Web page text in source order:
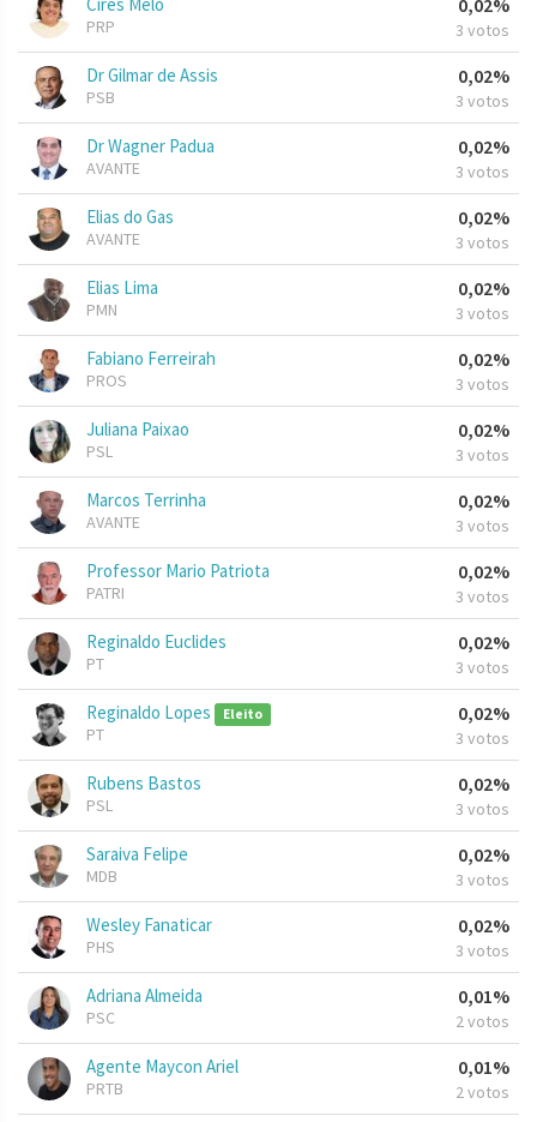
PRP
0,02%
3 votos
Dr Gilmar de Assis
PSB
0,02%
3 votos
Dr Wagner Padua
AVANTE
0,02%
3 votos
Elias do Gas
AVANTE
0,02%
3 votos
Elias Lima
PMN
0,02%
3 votos
Fabiano Ferreirah
PROS
0,02%
3 votos
Juliana Paixao
PSL
0,02%
3 votos
Marcos Terrinha
AVANTE
0,02%
3 votos
Professor Mario Patriota
PATRI
0,02%
3 votos
Reginaldo Euclides
PT
0,02%
3 votos
Reginaldo Lopes Eleito
PT
0,02%
3 votos
Rubens Bastos
PSL
0,02%
3 votos
Saraiva Felipe
MDB
0,02%
3 votos
Wesley Fanaticar
PHS
0,02%
3 votos
Adriana Almeida
PSC
0,01%
2 votos
Agente Maycon Ariel
PRTB
0,01%
2 votos